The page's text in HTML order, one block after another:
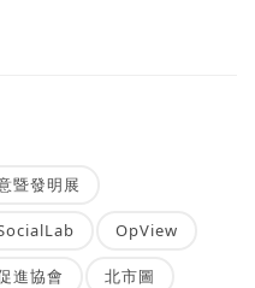
暨發明展
OpView
進協會 北市圖